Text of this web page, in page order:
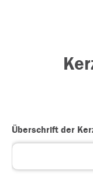
Überschrift der